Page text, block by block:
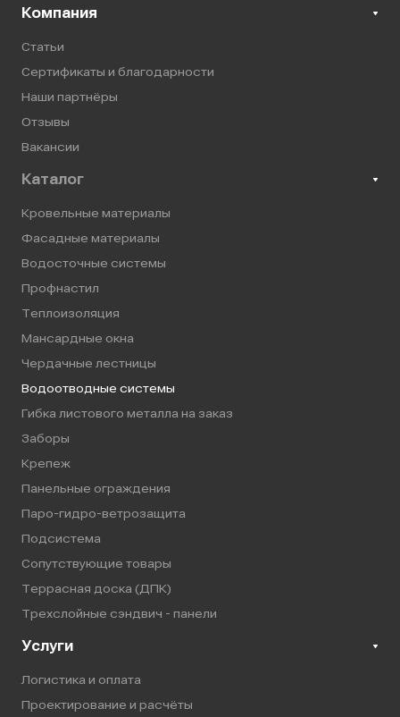
Компания
Статьи
Сертификаты и благодарности
Наши партнёры
Отзывы
Вакансии
Каталог
Кровельные материалы
Фасадные материалы
Водосточные системы
Профнастил
Теплоизоляция
Мансардные окна
Чердачные лестницы
Водоотводные системы
Гибка листового металла на заказ
Заборы
Крепеж
Панельные ограждения
Паро-гидро-ветрозащита
Подсистема
Сопутствующие товары
Террасная доска (ДПК)
Трехслойные сэндвич - панели
Услуги
Логистика и оплата
Проектирование и расчёты